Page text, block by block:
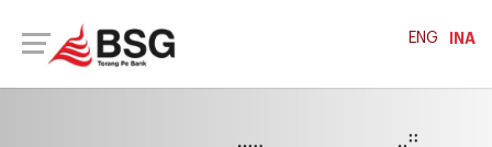
INA
ENG